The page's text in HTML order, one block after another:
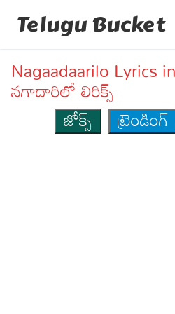
Telugu Bucket
Nagaadaarilo Lyrics
నగాదారిలో లిరిక్స్
జోక్స్
ట్రెండింగ్